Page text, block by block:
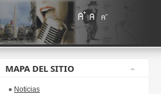
MAPA DEL SITIO
Noticias